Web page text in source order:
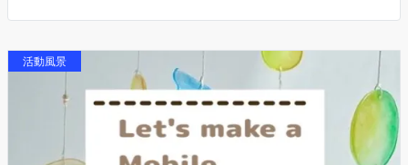
活動風景